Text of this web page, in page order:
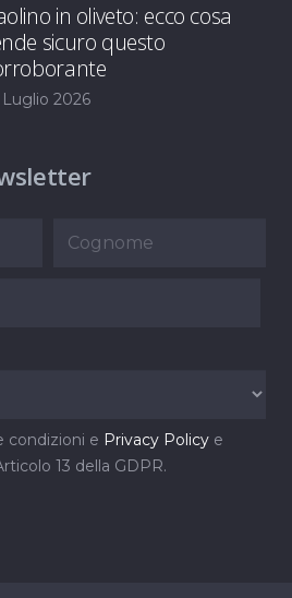
in oliveto: ecco cosa
sicuro questo
Luglio 2026
condizioni e Privacy Policy e
13 della GDPR.